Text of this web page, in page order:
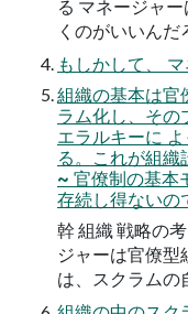
る マネージャ
くのがいいんだ
もしかして、
組織の基本は官
ラム化し、その
エラルキーに
る。これが組
~ 官僚制の基本
存続し得ないの
幹 組織 戦略の
ジャーは官僚型
は、スクラムの